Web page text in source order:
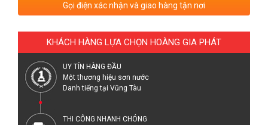
Gọi điện xác nhận và giao hàng tận nơi
KHÁCH HÀNG LỰA CHỌN HOÀNG GIA PHÁT
UY TÍN HÀNG ĐẦU
Một thương hiệu sơn nước
Danh tiếng tại Vũng Tàu
THI CÔNG NHANH CHÓNG